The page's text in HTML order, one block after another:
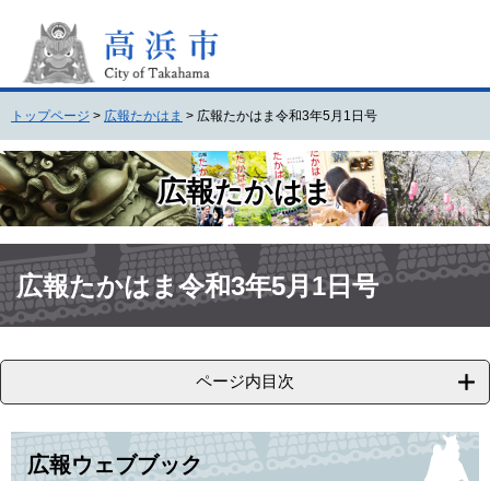
頭
で
す
。
飛
ば
し
て
本
文
へ
トップページ > 広報たかはま > 広報たかはま令和3年5月1日号
広報たかはま
文 広報たかはま令和3年5月1日号
ページ内目次
広報ウェブブック